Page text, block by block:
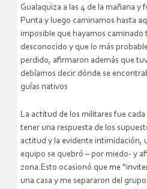
Gualaquiza a las 4 de la mañana y
Punta y luego caminamos hasta
imposible que hayamos
desconocido y que lo más
perdido, afirmaron además que
debíamos decir dónde se
guías nativos
La actitud de los militares fue
tener una respuesta de los
actitud y la evidente intimidación,
equipo se quebró – por miedo- y
zona.Esto ocasionó que me
una casa y me separaron del